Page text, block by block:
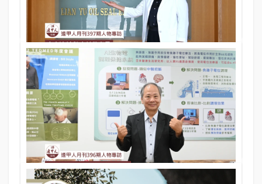
人物專訪
白手起家OEM、品牌LYO 雙軌並進 歲月甘苦成春日甘
露｜專訪亮宇油封 陳春甘董事長
05 Nov 2025 文／陳書芸．攝影／陳書芸、亮宇油封
人物專訪